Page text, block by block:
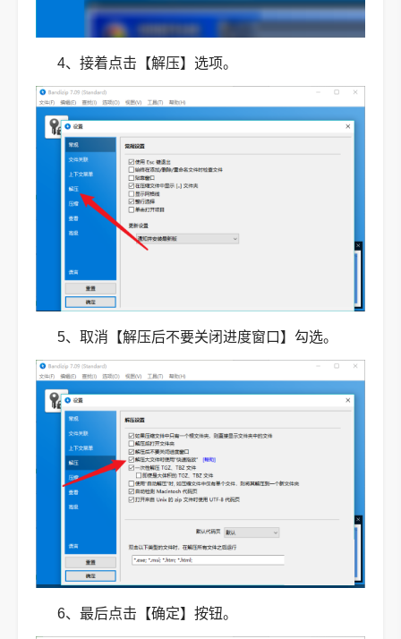
4、接着点击【解压】选项。
5、取消【解压后不要关闭进度窗口】勾选。
6、最后点击【确定】按钮。